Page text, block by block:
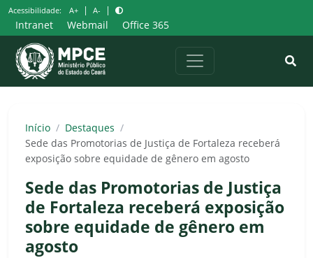
Pular
para
o
conteúdo
Acessibilidade: A+ | A- |
Intranet Webmail Office 365
Início / Destaques /
Sede das Promotorias de Justiça de Fortaleza receberá
exposição sobre equidade de gênero em agosto
Sede das Promotorias de Justiça
de Fortaleza receberá exposição
sobre equidade de gênero em
agosto